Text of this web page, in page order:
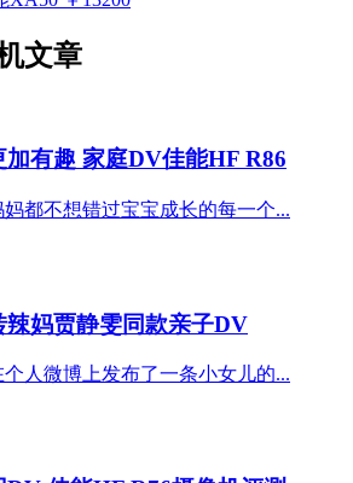
文章
有趣 家庭DV佳能HF R86
不想错过宝宝成长的每一个...
辣妈贾静雯同款亲子DV
人微博上发布了一条小女儿的...